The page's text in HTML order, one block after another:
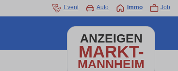
Event Auto Immo Job
ANZEIGEN
MARKT-
MANNHEIM